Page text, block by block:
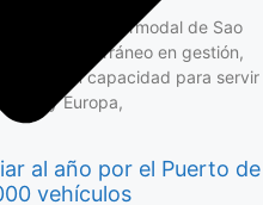
en la feria «Intermodal de Sao
del Mediterráneo en gestión,
y con capacidad para servir
y Europa,
al año por el Puerto de
vehículos